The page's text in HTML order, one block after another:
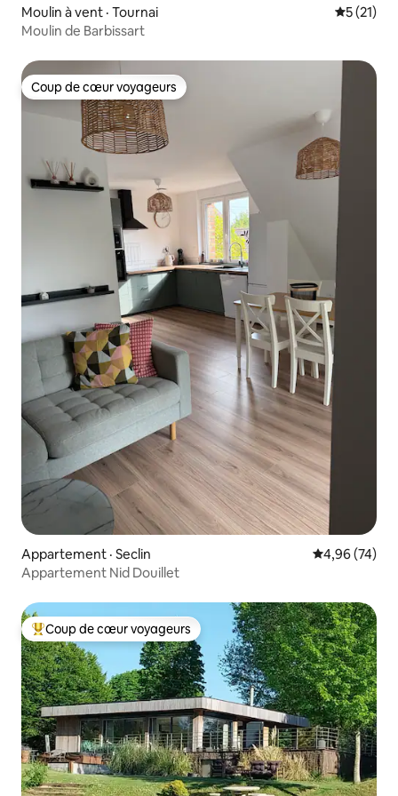
Moulin à vent · Tournai Note
5 (21)
Moulin de Barbissart
Coup de cœur voyageurs
Coup de cœur voyageurs
Appartement · Seclin Note
4,96 (74)
Appartement Nid Douillet
Coup de cœur voyageurs parmi les plus aimés
Coup de cœur voyageurs